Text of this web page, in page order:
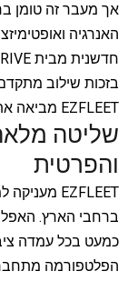
אך מעבר זה טומן
בזכות שילוב
EZFLEET מביאה את העתיד של ניהול ציים לקצה האצבעות.
שליטה
והפרטית
ברחבי הארץ.
כמעט בכל עמדה
הפלטפורמה